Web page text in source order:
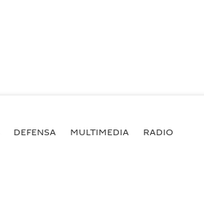
DEFENSA MULTIMEDIA RADIO